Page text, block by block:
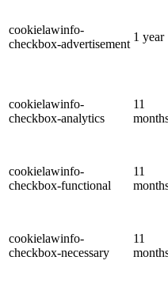
cookielawinfo-
checkbox-advertisement
1 year
cookielawinfo-
checkbox-analytics
11
cookielawinfo-
checkbox-functional
11
cookielawinfo-
checkbox-necessary
11